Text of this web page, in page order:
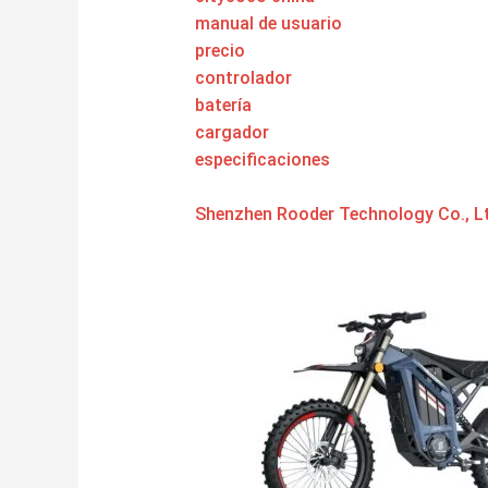
manual de usuario
precio
controlador
batería
cargador
especificaciones
Shenzhen Rooder Technology Co.,